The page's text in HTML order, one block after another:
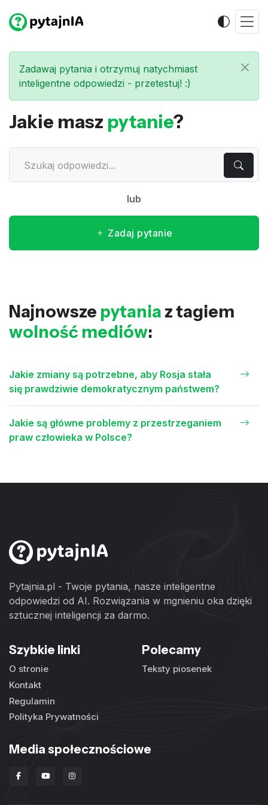
Zadawaj pytania i otrzymuj natychmiast
inteligentne odpowiedzi - przetestuj! :)
Jakie masz pytanie?
lub
Zadaj pytanie
Najnowsze pytania z tagiem
wolność mediów:
Jakie zmiany są potrzebne, aby Rosja stała
się prawdziwie demokratycznym państwem?
Jakie są główne problemy z przestrzeganiem
praw człowieka w Polsce?
Pytajnia.pl - Twoje pytania, nasze inteligentne
odpowiedzi od AI. Rozwiązania w mgnieniu oka dzięki
sztucznej inteligencji za darmo.
Szybkie linki
O stronie
Kontakt
Regulamin
Polityka Prywatności
Polecamy
Teksty piosenek
Media społecznościowe